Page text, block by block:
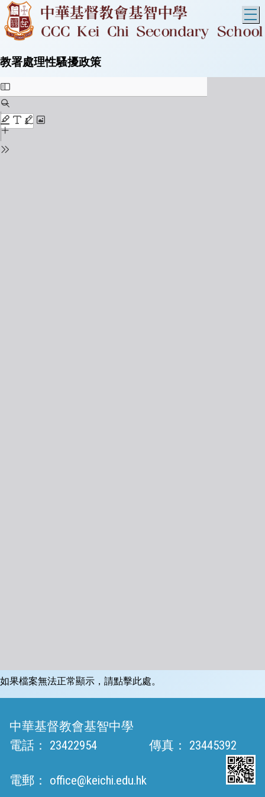
教署處理性騷擾政策
如果檔案無法正常顯示，請點擊此處。
中華基督教會基智中學
電話：
23422954 傳真： 23445392
電郵： office@keichi.edu.hk